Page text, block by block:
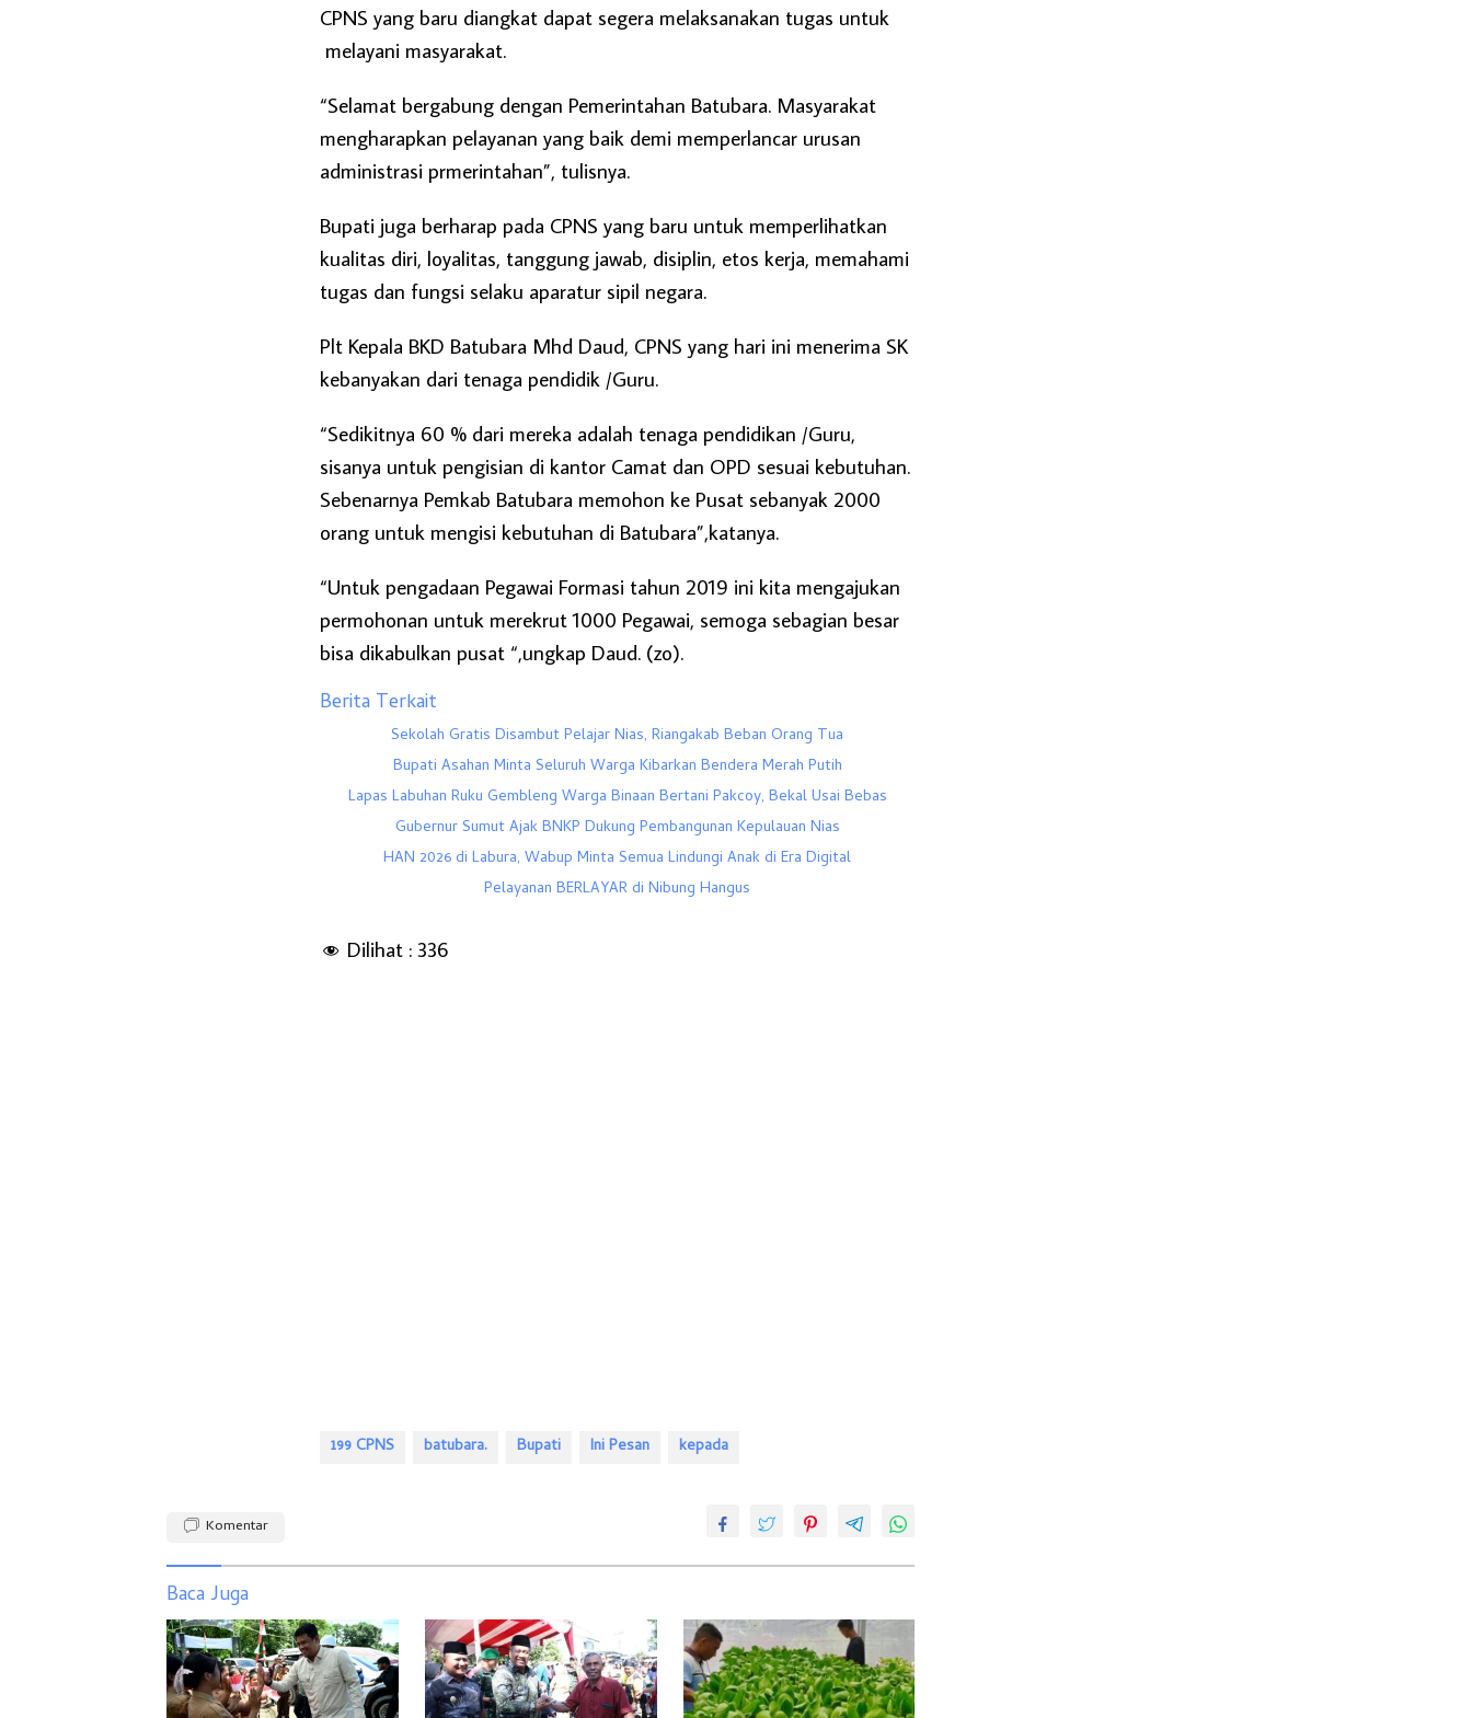
CPNS yang baru diangkat dapat segera melaksanakan tugas untuk
melayani masyarakat.
“Selamat bergabung dengan Pemerintahan Batubara. Masyarakat
mengharapkan pelayanan yang baik demi memperlancar urusan
administrasi prmerintahan”, tulisnya.
Bupati juga berharap pada CPNS yang baru untuk memperlihatkan
kualitas diri, loyalitas, tanggung jawab, disiplin, etos kerja, memahami
tugas dan fungsi selaku aparatur sipil negara.
Plt Kepala BKD Batubara Mhd Daud, CPNS yang hari ini menerima SK
kebanyakan dari tenaga pendidik /Guru.
“Sedikitnya 60 % dari mereka adalah tenaga pendidikan /Guru,
sisanya untuk pengisian di kantor Camat dan OPD sesuai kebutuhan.
Sebenarnya Pemkab Batubara memohon ke Pusat sebanyak 2000
orang untuk mengisi kebutuhan di Batubara”,katanya.
“Untuk pengadaan Pegawai Formasi tahun 2019 ini kita mengajukan
permohonan untuk merekrut 1000 Pegawai, semoga sebagian besar
bisa dikabulkan pusat “,ungkap Daud. (zo).
Berita Terkait
Sekolah Gratis Disambut Pelajar Nias, Riangakab Beban Orang Tua
Bupati Asahan Minta Seluruh Warga Kibarkan Bendera Merah Putih
Lapas Labuhan Ruku Gembleng Warga Binaan Bertani Pakcoy, Bekal Usai Bebas
Gubernur Sumut Ajak BNKP Dukung Pembangunan Kepulauan Nias
HAN 2026 di Labura, Wabup Minta Semua Lindungi Anak di Era Digital
Pelayanan BERLAYAR di Nibung Hangus
Dilihat : 336
199 CPNS batubara. Bupati Ini Pesan kepada
Komentar
Baca Juga